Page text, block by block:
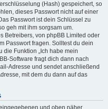
(Hash) gespeichert, so
dieses Passwort nicht auf einer
Passwort ist dein Schlüssel zu
geh mit ihm sorgsam um.
Betreibers, von phpBB Limited oder
Passwort fragen. Solltest du dein
die Funktion „Ich habe mein
Software fragt dich dann nach
Adresse und sendet anschließend
mit dem du dann auf das
und oben näher